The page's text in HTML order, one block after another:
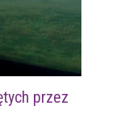
przez